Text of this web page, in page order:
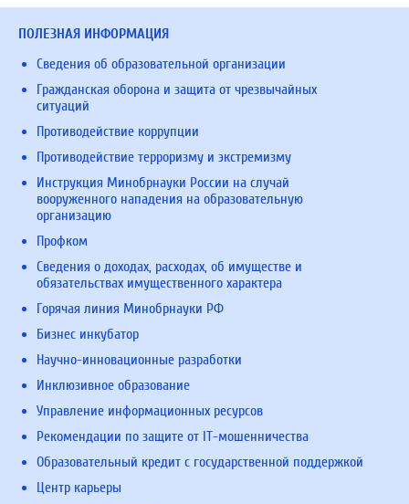
ПОЛЕЗНАЯ ИНФОРМАЦИЯ
Сведения об образовательной организации
Гражданская оборона и защита от чрезвычайных
ситуаций
Противодействие коррупции
Противодействие терроризму и экстремизму
Инструкция Минобрнауки России на случай
вооруженного нападения на образовательную
организацию
Профком
Сведения о доходах, расходах, об имуществе и
обязательствах имущественного характера
Горячая линия Минобрнауки РФ
Бизнес инкубатор
Научно-инновационные разработки
Инклюзивное образование
Управление информационных ресурсов
Рекомендации по защите от IT-мошенничества
Образовательный кредит с государственной поддержкой
Центр карьеры